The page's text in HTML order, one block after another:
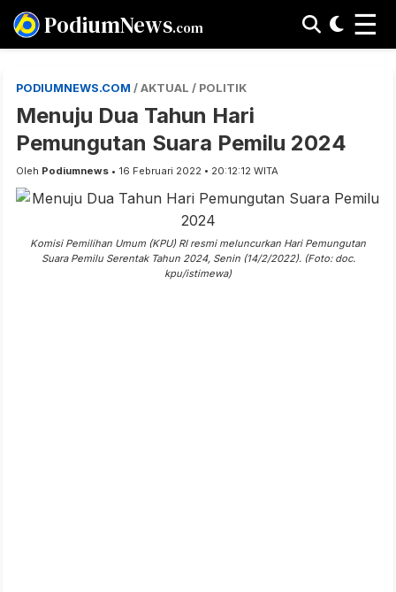
PodiumNews.com ☰
PODIUMNEWS.COM / AKTUAL / POLITIK
Menuju Dua Tahun Hari
Pemungutan Suara Pemilu 2024
Oleh Podiumnews • 16 Februari 2022 • 20:12:12 WITA
Komisi Pemilihan Umum (KPU) RI resmi meluncurkan Hari Pemungutan
Suara Pemilu Serentak Tahun 2024, Senin (14/2/2022). (Foto: doc.
kpu/istimewa)